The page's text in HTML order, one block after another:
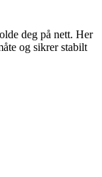
deg på nett. Her
og sikrer stabilt